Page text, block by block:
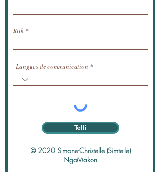
Riik
Langues de communication
Telli
© 2020 Simone-Christelle (Simtelle)
NgoMakon